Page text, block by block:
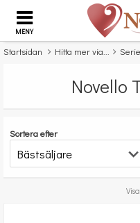
MENY
Startsidan Hitta mer via... Serie
Novello
Sortera efter